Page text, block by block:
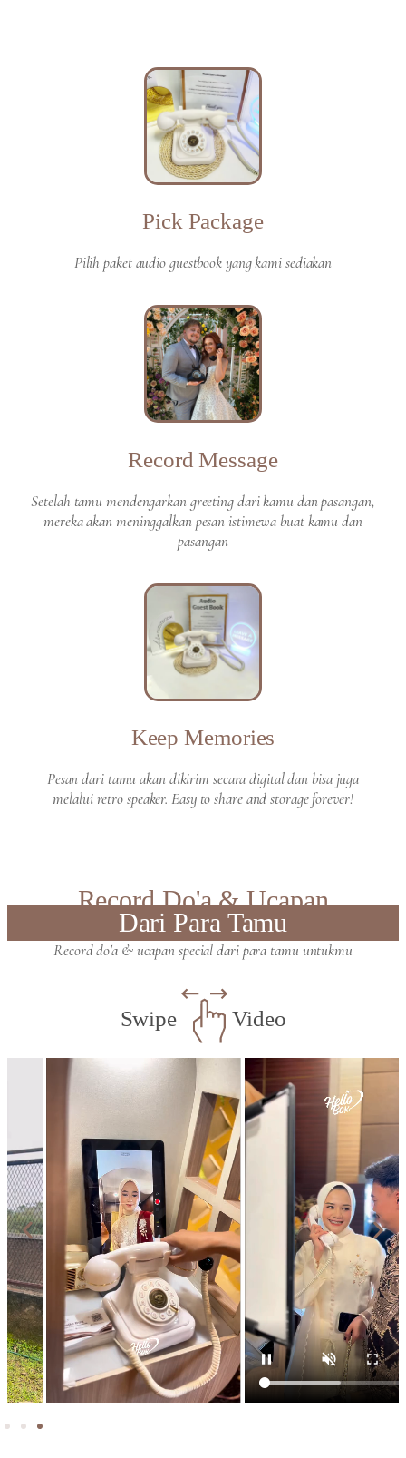
Pick Package
Pilih paket audio guestbook yang kami sediakan
Record Message
Setelah tamu mendengarkan greeting dari kamu dan pasangan,
mereka akan meninggalkan pesan istimewa buat kamu dan
pasangan
Keep Memories
Pesan dari tamu akan dikirim secara digital dan bisa juga
melalui retro speaker. Easy to share and storage forever!
Record Do'a & Ucapan
Dari Para Tamu
Record do'a & ucapan special dari para tamu untukmu
Swipe Video